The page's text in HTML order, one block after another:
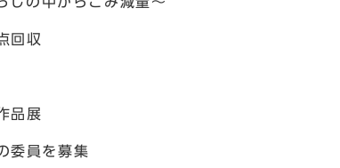
回収
品展
委員を募集